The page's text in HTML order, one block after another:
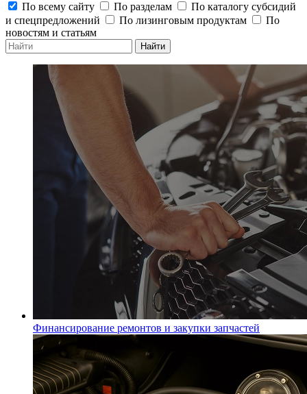
По всему сайту
По разделам
По каталогу субсидий
и спецпредложений
По лизинговым продуктам
По
новостям и статьям
Найти
Финансирование ремонтов и закупки запчастей